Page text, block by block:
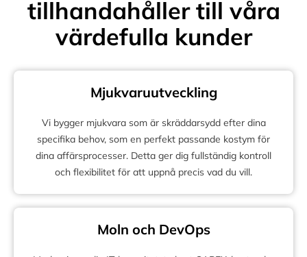
tillhandahåller till våra
värdefulla kunder
Mjukvaruutveckling
Vi bygger mjukvara som är skräddarsydd efter dina
specifika behov, som en perfekt passande kostym för
dina affärsprocesser. Detta ger dig fullständig kontroll
och flexibilitet för att uppnå precis vad du vill.
Moln och DevOps